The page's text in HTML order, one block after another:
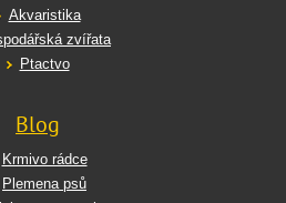
Akvaristika
zvířata
Ptactvo
Blog
Krmivo rádce
Plemena psů